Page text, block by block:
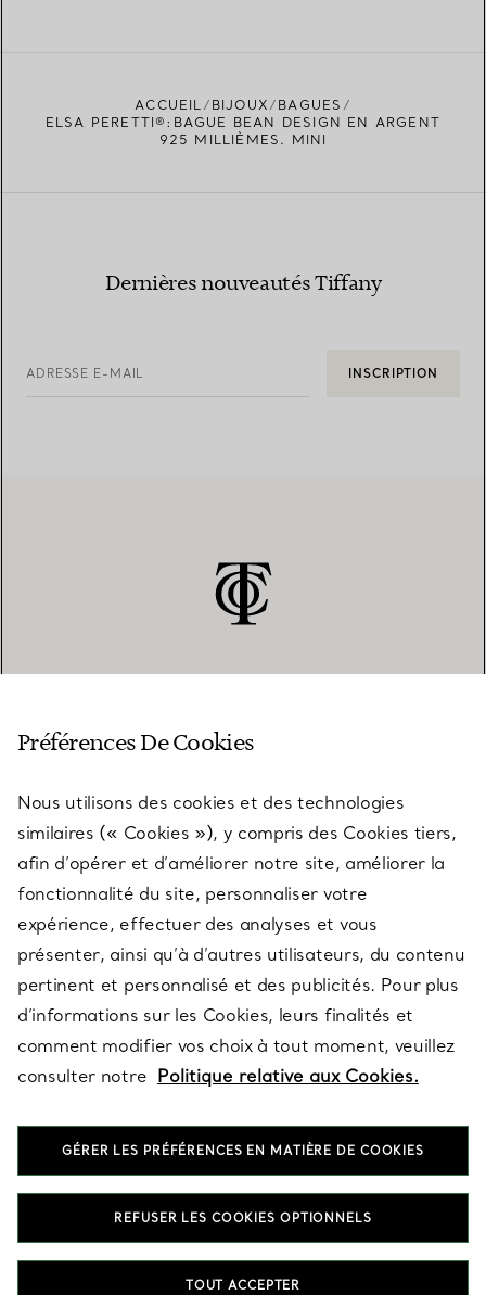
TROUVEZ LA BOUTIQUE LA PLUS PROCHE
ACCUEIL BIJOUX
BAGUES
ELSA PERETTI®:BAGUE BEAN DESIGN EN ARGENT
925 MILLIÈMES. MINI
Dernières nouveautés Tiffany
ADRESSE E-MAIL INSCRIPTION
SERVICES
À PROPOS
QUESTIONS LÉGALES
SUIVEZ-NOUS
T&Co. 2026
Préférences De Cookies
Nous utilisons des cookies et des technologies
similaires (« Cookies »), y compris des Cookies tiers,
afin d’opérer et d’améliorer notre site, améliorer la
fonctionnalité du site, personnaliser votre
expérience, effectuer des analyses et vous
présenter, ainsi qu’à d’autres utilisateurs, du contenu
pertinent et personnalisé et des publicités. Pour plus
d’informations sur les Cookies, leurs finalités et
comment modifier vos choix à tout moment, veuillez
consulter notre Politique relative aux Cookies.
GÉRER LES PRÉFÉRENCES EN MATIÈRE DE COOKIES
REFUSER LES COOKIES OPTIONNELS
TOUT ACCEPTER